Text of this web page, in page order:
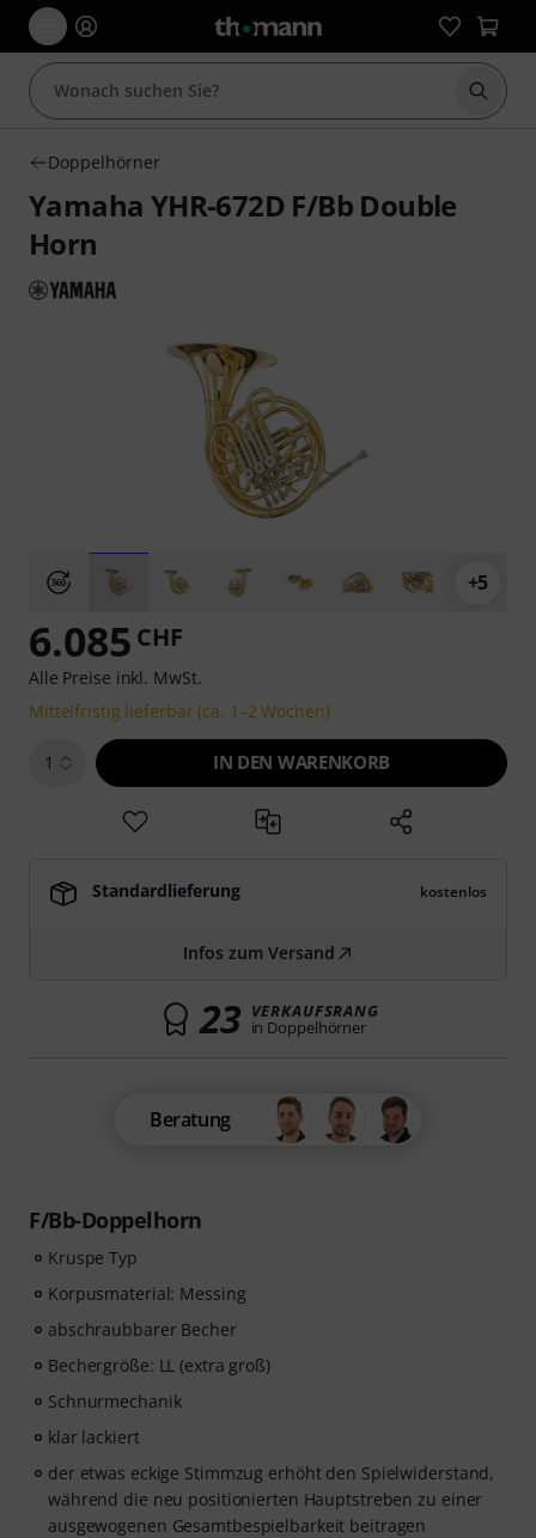
Suche
Doppelhörner
Yamaha YHR-672D F/Bb Double
Horn
+5
F/Bb-Doppelhorn
Kruspe Typ
Korpusmaterial: Messing
abschraubbarer Becher
Bechergröße: LL (extra groß)
Schnurmechanik
klar lackiert
der etwas eckige Stimmzug erhöht den Spielwiderstand,
während die neu positionierten Hauptstreben zu einer
ausgewogenen Gesamtbespielbarkeit beitragen
6.085 CHF
Alle Preise inkl. MwSt.
Mittelfristig lieferbar (ca. 1–2 Wochen)
1 IN DEN WARENKORB
Standardlieferung kostenlos
Infos zum Versand
23 VERKAUFSRANG
in Doppelhörner
Beratung